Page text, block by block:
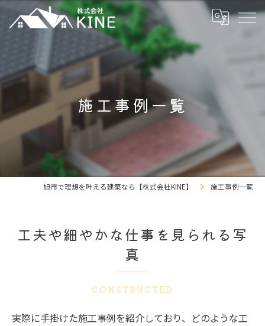
施工事例一覧
旭市で理想を叶える建築なら【株式会社KINE】 施工事例一覧
工夫や細やかな仕事を見られる写
真
CONSTRUCTED
実際に手掛けた施工事例を紹介しており、どのような工